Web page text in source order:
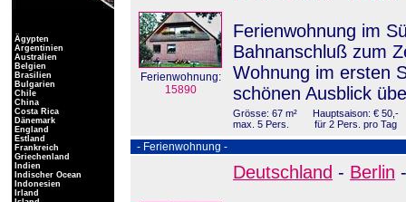
Ferienwohnung:
15890
Ferienwohnung im
Bahnanschluß zum
Wohnung im ersten
schönen Ausblick
Grösse: 67 m²
max. 5 Pers.
Hauptsaison: € 50,-
für 2 Pers. pro Tag
- Ferienwohnung -
Deutschland - Berlin
Ägypten
Argentinien
Australien
Belgien
Brasilien
Bulgarien
Chile
China
Costa Rica
Dänemark
England
Estland
Frankreich
Griechenland
Indien
Indischer Ocean
Indonesien
Irland